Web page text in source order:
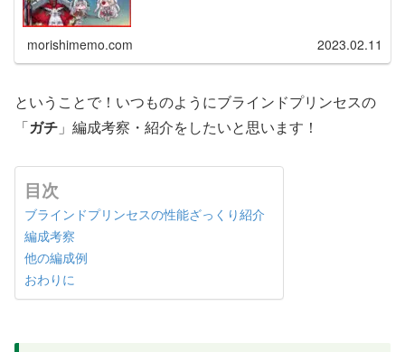
morishimemo.com 2023.02.11
ということで！いつものようにブラインドプリンセスの
「ガチ 」編成考察・紹介をしたいと思います！
目次
ブラインドプリンセスの性能ざっくり紹介
編成考察
他の編成例
おわりに